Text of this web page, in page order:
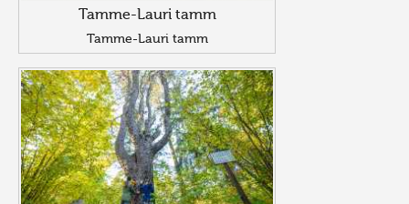
Tamme-Lauri tamm
Tamme-Lauri tamm